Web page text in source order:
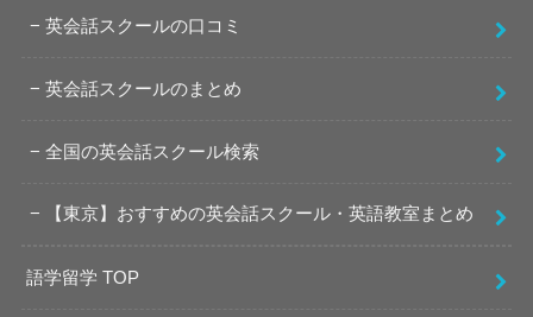
英会話スクールの口コミ
英会話スクールのまとめ
全国の英会話スクール検索
【東京】おすすめの英会話スクール・英語教室まとめ
語学留学 TOP